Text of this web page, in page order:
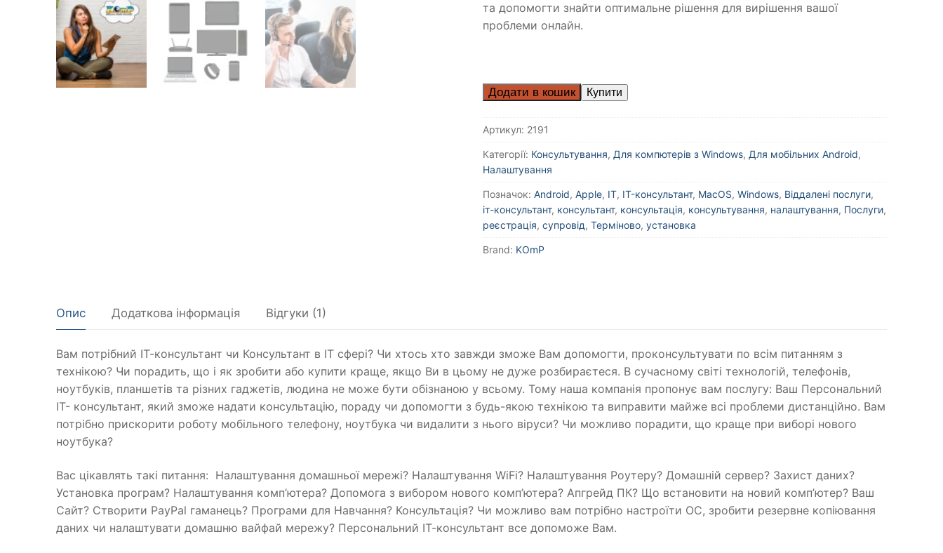
та допомогти знайти оптимальне рішення для вирішення вашої
проблеми онлайн.
Додати в кошик
Артикул: 2191
Категорії: Консультування, Для компютерів з Windows, Для мобільних Android,
Налаштування
Позначок: Android, Apple, IT, IT-консультант, MacOS, Windows, Віддалені послуги,
іт-консультант, консультант, консультація, консультування, налаштування, Послуги,
реєстрація, супровід, Терміново, установка
Brand: KOmP
Опис Додаткова інформація Відгуки (1)
Вам потрібний ІТ-консультант чи Консультант в ІТ сфері? Чи хтось хто завжди зможе Вам допомогти, проконсультувати по всім питанням з
технікою? Чи порадить, що і як зробити або купити краще, якщо Ви в цьому не дуже розбираєтеся. В сучасному світі технологій, телефонів,
ноутбуків, планшетів та різних гаджетів, людина не може бути обізнаною у всьому. Тому наша компанія пропонує вам послугу: Ваш Персональний
IT- консультант, який зможе надати консультацію, пораду чи допомогти з будь-якою технікою та виправити майже всі проблеми дистанційно. Вам
потрібно прискорити роботу мобільного телефону, ноутбука чи видалити з нього віруси? Чи можливо порадити, що краще при виборі нового
ноутбука?
Вас цікавлять такі питання: Налаштування домашньої мережі? Налаштування WiFi? Налаштування Роутеру? Домашній сервер? Захист даних?
Установка програм? Налаштування комп’ютера? Допомога з вибором нового комп’ютера? Апгрейд ПК? Що встановити на новий комп’ютер? Ваш
Сайт? Створити PayPal гаманець? Програми для Навчання? Консультація? Чи можливо вам потрібно настроїти ОС, зробити резервне копіювання
даних чи налаштувати домашню вайфай мережу? Персональний ІТ-консультант все допоможе Вам.